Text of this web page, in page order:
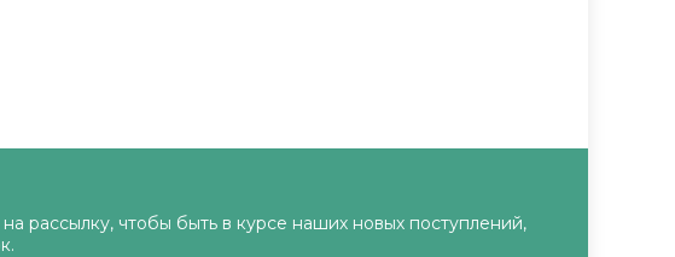
рассылку, чтобы быть в курсе наших новых поступлений,